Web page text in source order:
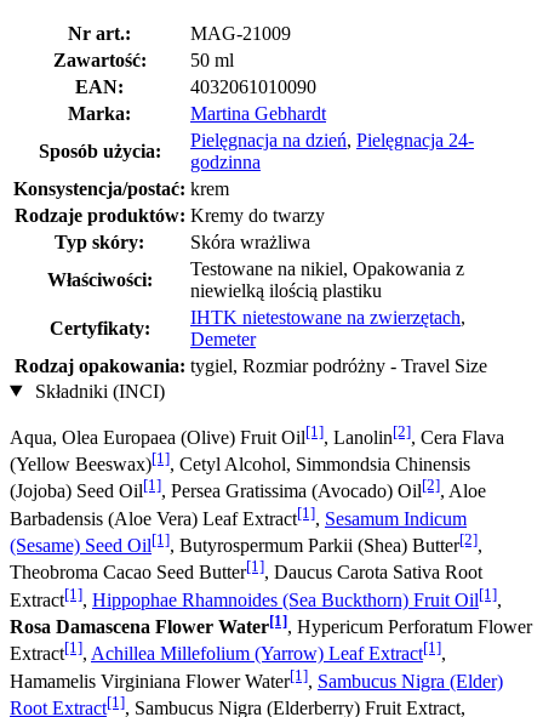
Nr art.:
MAG-21009
Zawartość:
50 ml
EAN:
4032061010090
Marka:
Martina Gebhardt
Sposób użycia:
Pielęgnacja na dzień, Pielęgnacja 24-
godzinna
Konsystencja/postać: krem
Rodzaje produktów: Kremy do twarzy
Typ skóry:
Skóra wrażliwa
Właściwości:
Testowane na nikiel, Opakowania z
niewielką ilością plastiku
Certyfikaty:
IHTK nietestowane na zwierzętach,
Demeter
Rodzaj opakowania: tygiel, Rozmiar podróżny - Travel Size
Składniki (INCI)
Aqua, Olea Europaea (Olive) Fruit Oil[1], Lanolin[2], Cera Flava
(Yellow Beeswax)[1], Cetyl Alcohol, Simmondsia Chinensis
(Jojoba) Seed Oil[1], Persea Gratissima (Avocado) Oil[2], Aloe
Barbadensis (Aloe Vera) Leaf Extract[1], Sesamum Indicum
(Sesame) Seed Oil[1], Butyrospermum Parkii (Shea) Butter[2],
Theobroma Cacao Seed Butter[1], Daucus Carota Sativa Root
Extract[1], Hippophae Rhamnoides (Sea Buckthorn) Fruit Oil[1],
Rosa Damascena Flower Water[1], Hypericum Perforatum Flower
Extract[1], Achillea Millefolium (Yarrow) Leaf Extract[1],
Hamamelis Virginiana Flower Water[1], Sambucus Nigra (Elder)
Root Extract[1], Sambucus Nigra (Elderberry) Fruit Extract,